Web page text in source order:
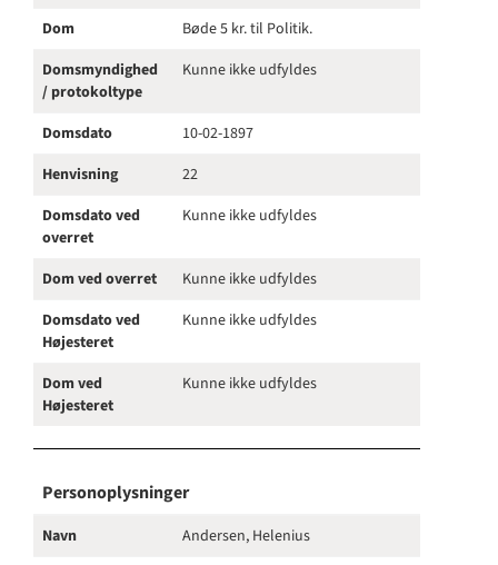
Dom
Bøde 5 kr. til Politik.
Domsmyndighed
/ protokoltype
Kunne ikke udfyldes
Domsdato
10-02-1897
Henvisning
22
Domsdato ved
overret
Kunne ikke udfyldes
Dom ved overret
Kunne ikke udfyldes
Domsdato ved
Højesteret
Kunne ikke udfyldes
Dom ved
Højesteret
Kunne ikke udfyldes
Personoplysninger
Navn
Andersen, Helenius